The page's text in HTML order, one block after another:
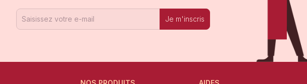
Je m'inscris